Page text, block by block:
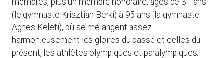
(le gymnaste Krisztian Berki) à 95 ans (la gymnaste
Agnes Keleti), où se mélangent assez
harmonieusement les gloires du passé et celles du
présent, les athlètes olympiques et paralympiques.